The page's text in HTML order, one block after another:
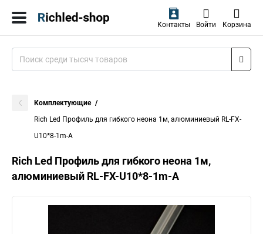
Контакты Войти Корзина
Комплектующие
Rich Led Профиль для гибкого неона 1м, алюминиевый RL-FX-
U10*8-1m-A
Rich Led Профиль для гибкого неона 1м,
алюминиевый RL-FX-U10*8-1m-A